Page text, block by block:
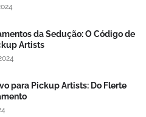
da Sedução: O Código de
Artists
para Pickup Artists: Do Flerte